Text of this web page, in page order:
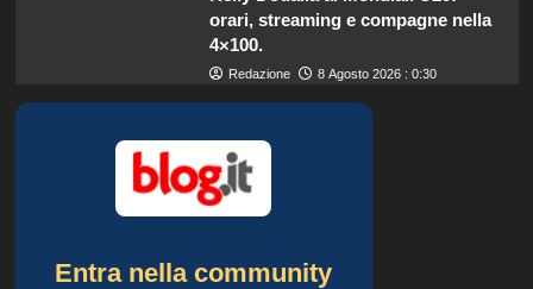
orari, streaming e compagne nella
4×100.
Redazione 8 Agosto 2026 : 0:30
Entra nella community